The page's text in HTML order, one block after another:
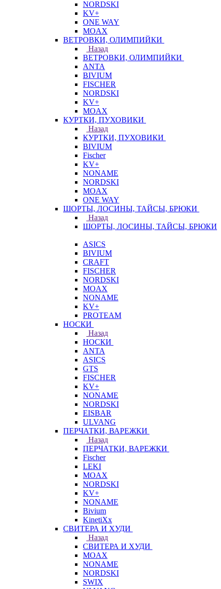
NORDSKI
KV+
ONE WAY
MOAX
ВЕТРОВКИ, ОЛИМПИЙКИ
Назад
ВЕТРОВКИ, ОЛИМПИЙКИ
ANTA
BIVIUM
FISCHER
NORDSKI
KV+
MOAX
КУРТКИ, ПУХОВИКИ
Назад
КУРТКИ, ПУХОВИКИ
BIVIUM
Fischer
KV+
NONAME
NORDSKI
MOAX
ONE WAY
ШОРТЫ, ЛОСИНЫ, ТАЙСЫ, БРЮКИ
Назад
ШОРТЫ, ЛОСИНЫ, ТАЙСЫ, БРЮКИ
ASICS
BIVIUM
CRAFT
FISCHER
NORDSKI
MOAX
NONAME
KV+
PROTEAM
НОСКИ
Назад
НОСКИ
ANTA
ASICS
GTS
FISCHER
KV+
NONAME
NORDSKI
EISBAR
ULVANG
ПЕРЧАТКИ, ВАРЕЖКИ
Назад
ПЕРЧАТКИ, ВАРЕЖКИ
Fischer
LEKI
MOAX
NORDSKI
KV+
NONAME
Bivium
KinetiXx
СВИТЕРА И ХУДИ
Назад
СВИТЕРА И ХУДИ
MOAX
NONAME
NORDSKI
SWIX